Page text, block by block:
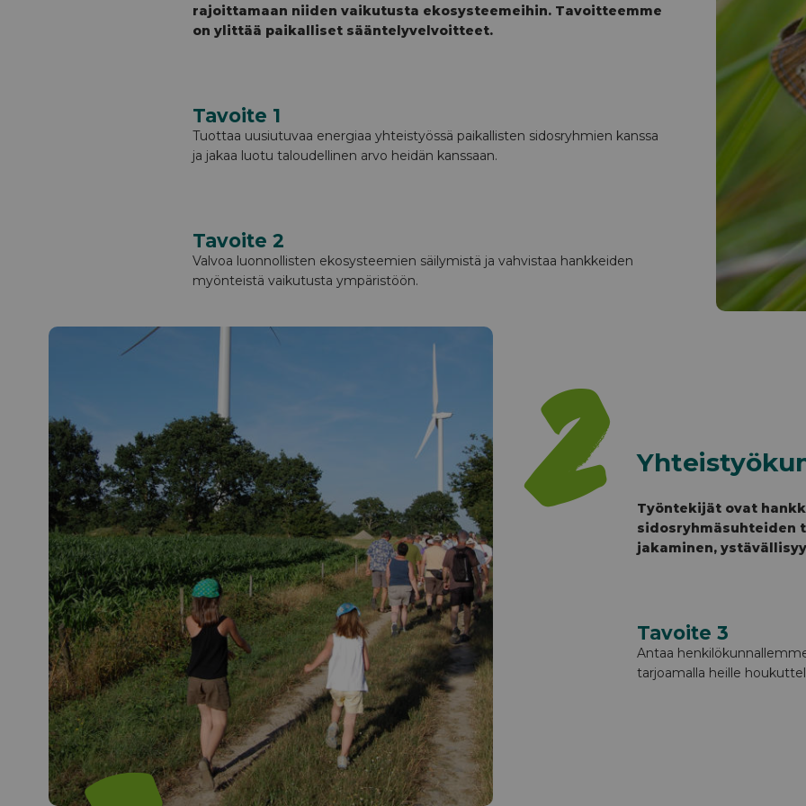
rajoittamaan niiden vaikutusta ekosysteemeihin. Tavoitteemme
on ylittää paikalliset sääntelyvelvoitteet.
Tavoite 1
Tuottaa uusiutuvaa energiaa yhteistyössä paikallisten sidosryhmien kanssa
ja jakaa luotu taloudellinen arvo heidän kanssaan.
Tavoite 2
Valvoa luonnollisten ekosysteemien säilymistä ja vahvistaa hankkeiden
myönteistä vaikutusta ympäristöön.
2
Työntekijät ovat
sidosryhmäsuhteiden
jakaminen,
Tavoite 3
Antaa
tarjoamalla heille